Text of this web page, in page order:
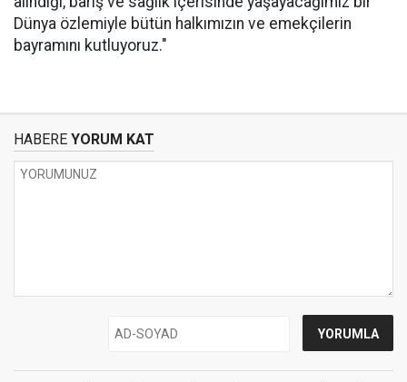
Dünya özlemiyle bütün halkımızın ve emekçilerin
bayramını kutluyoruz."
HABERE YORUM KAT